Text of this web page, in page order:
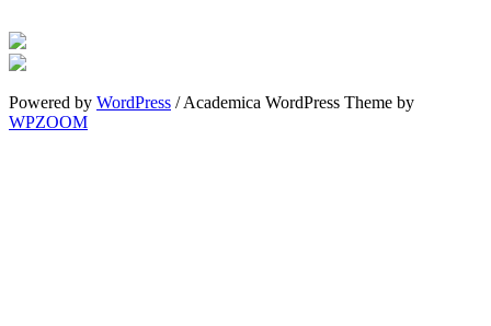
Powered by WordPress / Academica WordPress Theme by
WPZOOM